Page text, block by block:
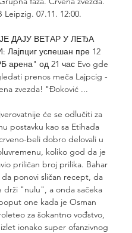
Leipzig. 07.11. 12:00.
ДАЈУ ВЕТАР У ЛЕЂА
Лајпциг успешан пре 12
арена" од 21 час Evo gde
prenos meča Lajpcig -
zvezda! "Đoković ...
će se odlučiti za
postavku kao sa Etihada
beli dobro delovali u
koliko god da je
priličan broj prilika. Bahar
ponovi sličan recept, da
drži "nulu", a onda sačeka
one kada je Osman
za šokantno vođstvo,
ionako super ofanzivnog